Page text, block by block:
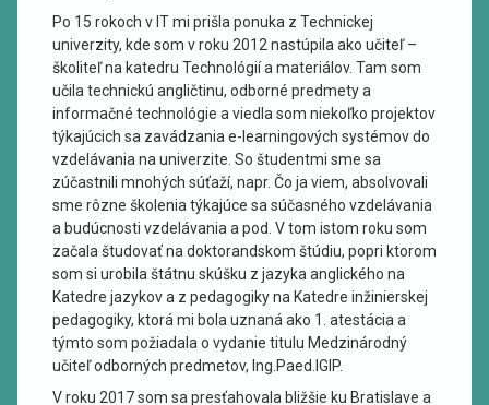
Po 15 rokoch v IT mi prišla ponuka z Technickej
univerzity, kde som v roku 2012 nastúpila ako učiteľ –
školiteľ na katedru Technológií a materiálov. Tam som
učila technickú angličtinu, odborné predmety a
informačné technológie a viedla som niekoľko projektov
týkajúcich sa zavádzania e-learningových systémov do
vzdelávania na univerzite. So študentmi sme sa
zúčastnili mnohých súťaží, napr. Čo ja viem, absolvovali
sme rôzne školenia týkajúce sa súčasného vzdelávania
a budúcnosti vzdelávania a pod. V tom istom roku som
začala študovať na doktorandskom štúdiu, popri ktorom
som si urobila štátnu skúšku z jazyka anglického na
Katedre jazykov a z pedagogiky na Katedre inžinierskej
pedagogiky, ktorá mi bola uznaná ako 1. atestácia a
týmto som požiadala o vydanie titulu Medzinárodný
učiteľ odborných predmetov, Ing.Paed.IGIP.
V roku 2017 som sa presťahovala bližšie ku Bratislave a